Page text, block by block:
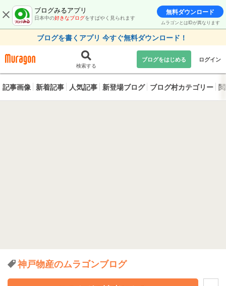
ブログみるアプリ
日本中の好きなブログをすばやく見られます
無料ダウンロード
ムラゴンとはIDが異なります
ブログを書くアプリ 今すぐ無料ダウンロード！
検索する
ブログをはじめる ログイン
記事画像 新着記事 人気記事 新登場ブログ ブログ村カテゴリー
神戸物産のムラゴンブログ